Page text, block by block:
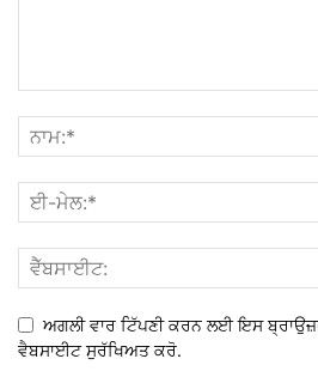
ਅਗਲੀ ਵਾਰ ਟਿੱਪਣੀ ਕਰਨ ਲਈ ਇਸ
ਵੈਬਸਾਈਟ ਸੁਰੱਖਿਅਤ ਕਰੋ.